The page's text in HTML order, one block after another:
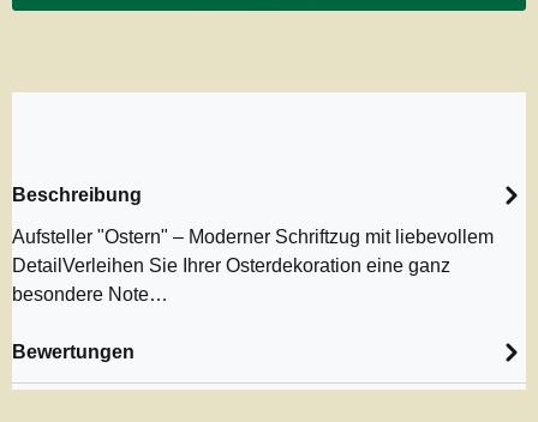
Beschreibung
Aufsteller "Ostern" – Moderner Schriftzug mit liebevollem
DetailVerleihen Sie Ihrer Osterdekoration eine ganz
besondere Note…
Bewertungen